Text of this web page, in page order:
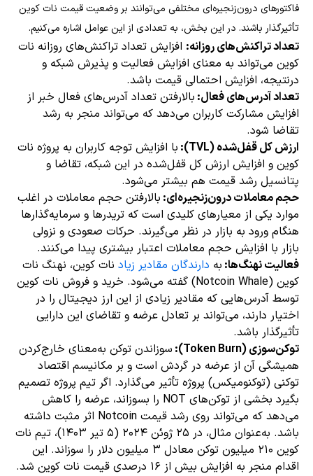
فاکتورهای درون‌زنجیره‌ای مختلفی می‌توانند بر وضعیت قیمت نات کوین
تأثیرگذار باشند. در این بخش، به‌ تعدادی از این عوامل اشاره می‌کنیم.
تعداد تراکنش‌های روزانه: افزایش تعداد تراکنش‌های روزانه نات
کوین می‌تواند به معنای افزایش فعالیت و پذیرش شبکه و
درنتیجه، افزایش احتمالی قیمت باشد.
تعداد آدرس‌های فعال: بالارفتن تعداد آدرس‌های فعال خبر از
افزایش مشارکت کاربران می‌دهد که می‌تواند منجر به رشد
تقاضا شود.
ارزش کل قفل‌شده (TVL):
با افزایش توجه کاربران به پروژه نات
کوین و افزایش ارزش کل قفل‌شده در این شبکه، تقاضا و
پتانسیل رشد قیمت هم بیشتر می‌شود.
حجم معاملات درون‌زنجیره‌ای: بالارفتن حجم معاملات در اغلب
موارد یکی از معیارهای کلیدی است که تریدرها و سرمایه‌گذارها
هنگام ورود به بازار در نظر می‌گیرند. حرکات صعودی و نزولی
بازار با افزایش حجم معاملات اعتبار بیشتری پیدا می‌کنند.
فعالیت نهنگ‌ها: به دارندگان مقادیر زیاد نات کوین، نهنگ نات
کوین (Notcoin Whale) گفته می‌شود. خرید و فروش نات کوین
توسط آدرس‌هایی که مقادیر زیادی از این ارز دیجیتال را در
اختیار دارند، می‌تواند بر تعادل عرضه و تقاضای این دارایی
تأثیرگذار باشد.
توکن‌سوزی (Token Burn):
سوزاندن توکن به‌معنای خارج‌کردن
همیشگی آن از عرضه در گردش است و بر مکانیسم اقتصاد
توکنی (توکنومیکس) پروژه تأثیر می‌گذارد. اگر تیم پروژه تصمیم
بگیرد بخشی از توکن‌های NOT را بسوزاند، عرضه را کاهش
می‌دهد که می‌تواند روی رشد قیمت Notcoin اثر مثبت داشته
باشد. به‌عنوان مثال، در ۲۵ ژوئن ۲۰۲۴ (۵ تیر ۱۴۰۳)، تیم نات
کوین ۲۱۰ میلیون توکن معادل ۳ میلیون دلار را سوزاند. این
اقدام منجر به افزایش بیش از ۱۶ درصدی قیمت نات کوین شد.